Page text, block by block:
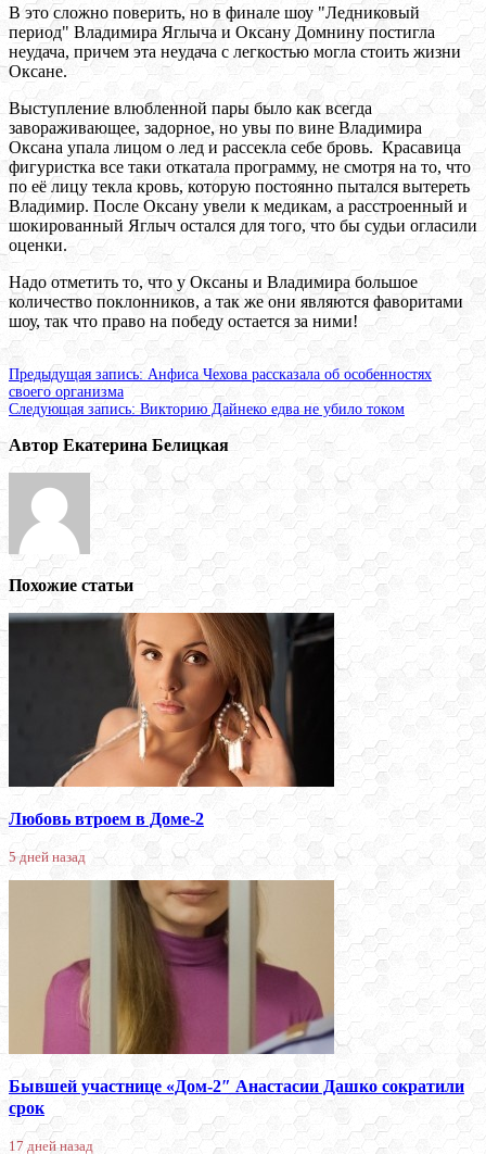
В это сложно поверить, но в финале шоу "Ледниковый
период" Владимира Яглыча и Оксану Домнину постигла
неудача, причем эта неудача с легкостью могла стоить жизни
Оксане.
Выступление влюбленной пары было как всегда
завораживающее, задорное, но увы по вине Владимира
Оксана упала лицом о лед и рассекла себе бровь. Красавица
фигуристка все таки откатала программу, не смотря на то, что
по её лицу текла кровь, которую постоянно пытался вытереть
Владимир. После Оксану увели к медикам, а расстроенный и
шокированный Яглыч остался для того, что бы судьи огласили
оценки.
Надо отметить то, что у Оксаны и Владимира большое
количество поклонников, а так же они являются фаворитами
шоу, так что право на победу остается за ними!
Предыдущая запись:Анфиса Чехова рассказала об особенностях
своего организма
Следующая запись:Викторию Дайнеко едва не убило током
Автор Екатерина Белицкая
Похожие статьи
Любовь втроем в Доме-2
5 дней назад
Бывшей участнице «Дом-2″ Анастасии Дашко сократили
срок
17 дней назад